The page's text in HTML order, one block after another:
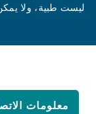
ليست طبية، ولا
معلومات